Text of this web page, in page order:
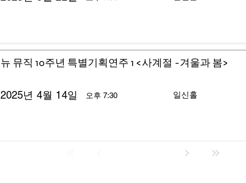
뉴 뮤직 10주년 특별기획연주 1 <사계절 -겨울과 봄>
오후 7:30
2025년 4월 14일 일신홀